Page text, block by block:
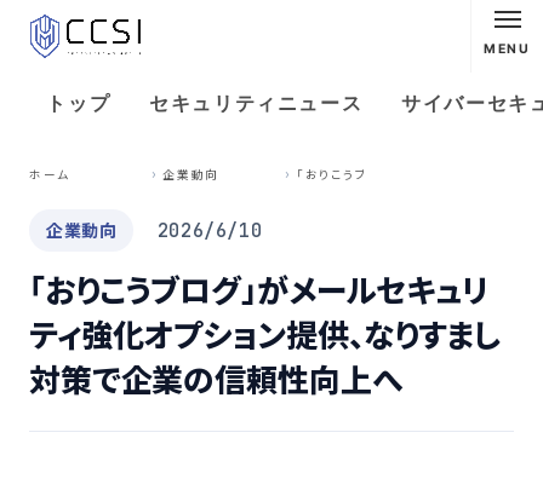
MENU
トップ セキュリティニュース サイバーセキ
ホーム 企業動向
企業動向 2026/6/10
「おりこうブログ」がメールセキュリ
ティ強化オプション提供、なりすまし
対策で企業の信頼性向上へ